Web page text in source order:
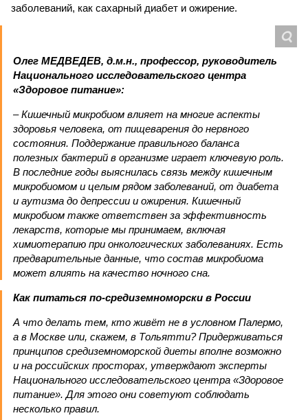
заболеваний, как сахарный диабет и ожирение.
Олег МЕДВЕДЕВ, д.м.н., профессор, руководитель
Национального исследовательского центра
«Здоровое питание»:
– Кишечный микробиом влияет на многие аспекты
здоровья человека, от пищеварения до нервного
состояния. Поддержание правильного баланса
полезных бактерий в организме играет ключевую роль.
В последние годы выяснилась связь между кишечным
микробиомом и целым рядом заболеваний, от диабета
и аутизма до депрессии и ожирения. Кишечный
микробиом также ответствен за эффективность
лекарств, которые мы принимаем, включая
химиотерапию при онкологических заболеваниях. Есть
предварительные данные, что состав микробиома
может влиять на качество ночного сна.
Как питаться по-средиземноморски в России
А что делать тем, кто живёт не в условном Палермо,
а в Москве или, скажем, в Тольятти? Придерживаться
принципов средиземноморской диеты вполне возможно
и на российских просторах, утверждают эксперты
Национального исследовательского центра «Здоровое
питание». Для этого они советуют соблюдать
несколько правил.